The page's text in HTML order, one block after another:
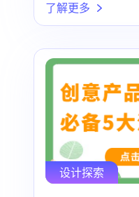
了解更多
设计探索